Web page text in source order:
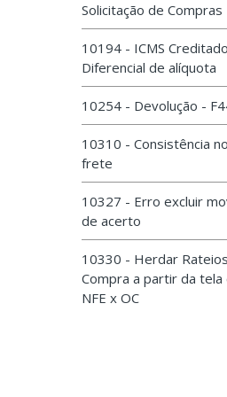
Solicitação de Compras
10194 - ICMS
Diferencial de alíquota
10254 - Devolução -
10310 - Consistência
frete
10327 - Erro excluir
de acerto
10330 - Herdar
Compra a partir da tela
NFE x OC